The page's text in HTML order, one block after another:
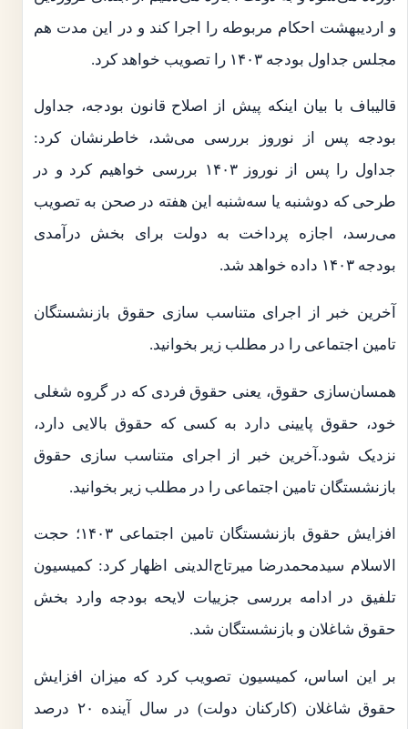
و اردیبهشت احکام مربوطه را اجرا کند و در این مدت هم
مجلس جداول بودجه ۱۴۰۳ را تصویب خواهد کرد.
قالیباف با بیان اینکه پیش از اصلاح قانون بودجه، جداول
بودجه پس از نوروز بررسی می‌شد، خاطرنشان کرد:
جداول را پس از نوروز ۱۴۰۳ بررسی خواهیم کرد و در
طرحی که دوشنبه یا سه‌شنبه این هفته در صحن به تصویب
می‌رسد، اجازه پرداخت به دولت برای بخش درآمدی
بودجه ۱۴۰۳ داده خواهد شد.
آخرین خبر از اجرای متناسب سازی حقوق بازنشستگان
تامین اجتماعی را در مطلب زیر بخوانید.
همسان‌سازی حقوق، یعنی حقوق فردی که در گروه شغلی
خود، حقوق پایینی دارد به کسی که حقوق بالایی دارد،
نزدیک شود.آخرین خبر از اجرای متناسب سازی حقوق
بازنشستگان تامین اجتماعی را در مطلب زیر بخوانید.
افزایش حقوق بازنشستگان تامین اجتماعی ۱۴۰۳؛ حجت
الاسلام سیدمحمدرضا میرتاج‌الدینی اظهار کرد: کمیسیون
تلفیق در ادامه بررسی جزییات لایحه بودجه وارد بخش
حقوق شاغلان و بازنشستگان شد.
بر این اساس، کمیسیون تصویب کرد که میزان افزایش
حقوق شاغلان (کارکنان دولت) در سال آینده ۲۰ درصد